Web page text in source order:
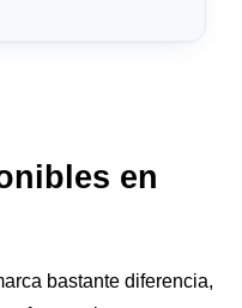
en
bastante diferencia,